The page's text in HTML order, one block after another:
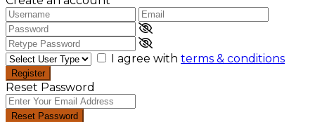
I agree with terms & conditions
Register
Reset Password
Reset Password